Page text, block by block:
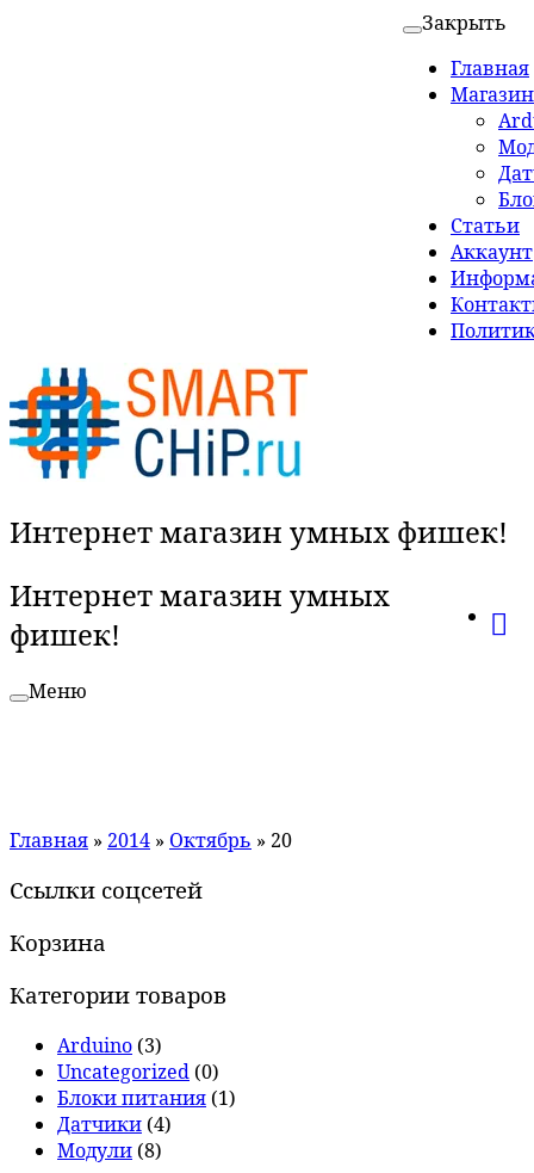
Закрыть
Главная
Магазин
Статьи
Аккаунт
Интернет магазин умных фишек!
Интернет магазин умных
фишек!
Меню
Главная » 2014 » Октябрь » 20
Ссылки соцсетей
Корзина
Категории товаров
Arduino (3)
Uncategorized (0)
Блоки питания (1)
Датчики (4)
Модули (8)